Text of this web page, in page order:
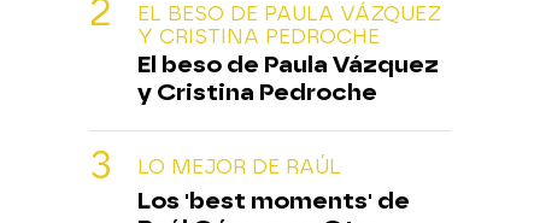
EL BESO DE PAULA VÁZQUEZ
Y CRISTINA PEDROCHE
El beso de Paula Vázquez
y Cristina Pedroche
LO MEJOR DE RAÚL
Los 'best moments' de